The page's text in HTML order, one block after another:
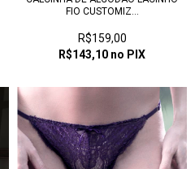
FIO CUSTOMIZ...
R$159,00
R$143,10 no PIX